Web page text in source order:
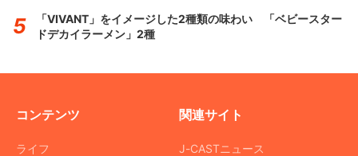
「VIVANT」をイメージした2種類の味わい 「ベビースター
ドデカイラーメン」2種
コンテンツ
ライフ
関連サイト
J-CASTニュース